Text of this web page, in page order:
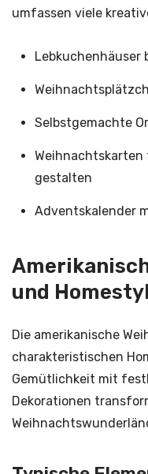
umfassen viele
Lebkuchenhäuser
Selbstgemachte
Weihnachtskarten
gestalten
Adventskalender
und
Die amerikanische
charakteristischen
Gemütlichkeit mit
Dekorationen